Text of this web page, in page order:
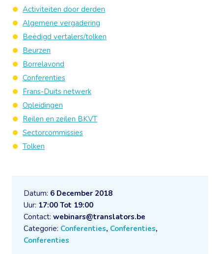
Datum: 6 December 2018
Uur: 17:00 Tot 19:00
Contact: webinars@translators.be
Categorie: Conferenties, Conferenties,
Conferenties
Activiteiten door derden
Algemene vergadering
Beëdigd vertalers/tolken
Beurzen
Borrelavond
Conferenties
Frans-Duits netwerk
Opleidingen
Reilen en zeilen BKVT
Sectorcommissies
Tolken